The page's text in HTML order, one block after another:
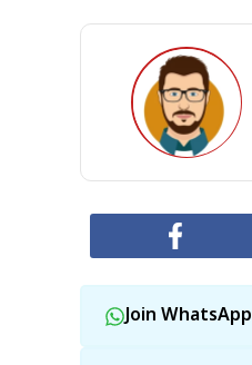
Join WhatsApp